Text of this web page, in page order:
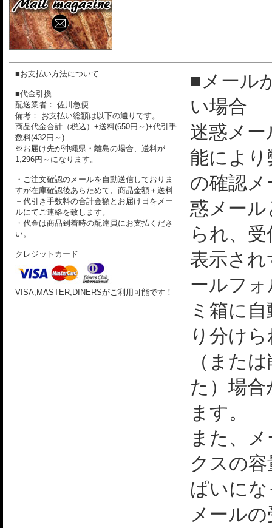
■お支払い方法について
■代金引換
配送業者： 佐川急便
備考： お支払い総額は以下の通りです。
商品代金合計（税込）+送料(650円～)+代引手
数料(432円～)
※お届け先が沖縄県・離島の場合、送料が
1,296円～になります。
・ご注文確認のメールを自動送信しておりま
すが在庫確認後あらためて、商品金額＋送料
＋代引き手数料の合計金額とお届け日をメー
ルにてご連絡を致します。
・代金は商品到着時の配達員にお支払くださ
い。
クレジットカード
VISA,MASTER,DINERSがご利用可能です！
■メール
い場合
迷惑メー
能によ
の確認
惑メー
られ、
表示さ
ールフ
ミ箱に
り分け
（また
た）場
ます。
また、
クスの
ぱいに
メール